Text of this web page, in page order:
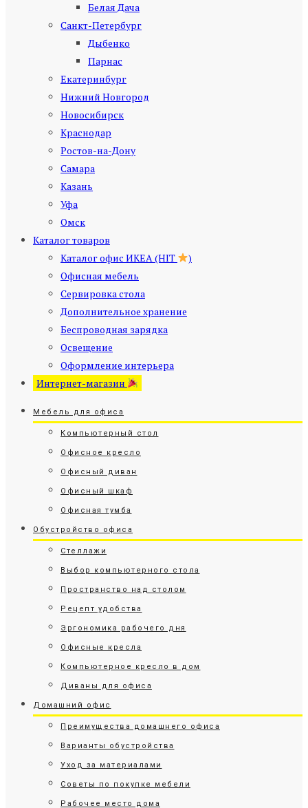
Белая Дача
Санкт-Петербург
Дыбенко
Парнас
Екатеринбург
Нижний Новгород
Новосибирск
Краснодар
Ростов-на-Дону
Самара
Казань
Уфа
Омск
Каталог товаров
Каталог офис ИКЕА (HIT
)
Офисная мебель
Сервировка стола
Дополнительное хранение
Беспроводная зарядка
Освещение
Оформление интерьера
Интернет-магазин
Мебель для офиса
Компьютерный стол
Офисное кресло
Офисный диван
Офисный шкаф
Офисная тумба
Обустройство офиса
Стеллажи
Выбор компьютерного стола
Пространство над столом
Рецепт удобства
Эргономика рабочего дня
Офисные кресла
Компьютерное кресло в дом
Диваны для офиса
Домашний офис
Преимущества домашнего офиса
Варианты обустройства
Уход за материалами
Советы по покупке мебели
Рабочее место дома